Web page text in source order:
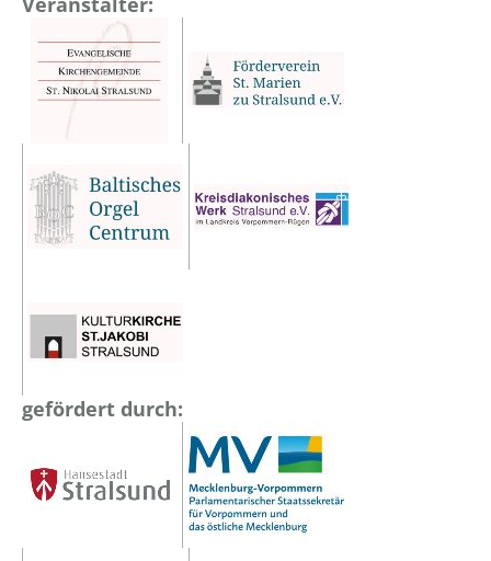
gefördert durch: